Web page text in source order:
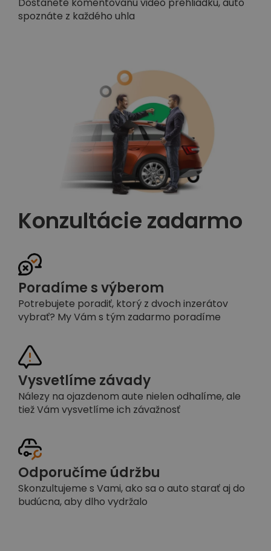
Dostanete komentovanú video prehliadku, auto
spoznáte z každého uhla
Konzultácie zadarmo
Poradíme s výberom
Potrebujete poradiť, ktorý z dvoch inzerátov
vybrať? My Vám s tým zadarmo poradíme
Vysvetlíme závady
Nálezy na ojazdenom aute nielen odhalíme, ale
tiež Vám vysvetlíme ich závažnosť
Odporučíme údržbu
Skonzultujeme s Vami, ako sa o auto starať aj do
budúcna, aby dlho vydržalo